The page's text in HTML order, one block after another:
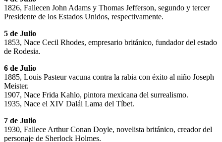
1826, Fallecen John Adams y Thomas Jefferson, segundo y tercer
Presidente de los Estados Unidos, respectivamente.
5 de Julio
1853, Nace Cecil Rhodes, empresario británico, fundador del estado
de Rodesia.
6 de Julio
1885, Louis Pasteur vacuna contra la rabia con éxito al niño Joseph
Meister.
1907, Nace Frida Kahlo, pintora mexicana del surrealismo.
1935, Nace el XIV Dalái Lama del Tíbet.
7 de Julio
1930, Fallece Arthur Conan Doyle, novelista británico, creador del
personaje de Sherlock Holmes.